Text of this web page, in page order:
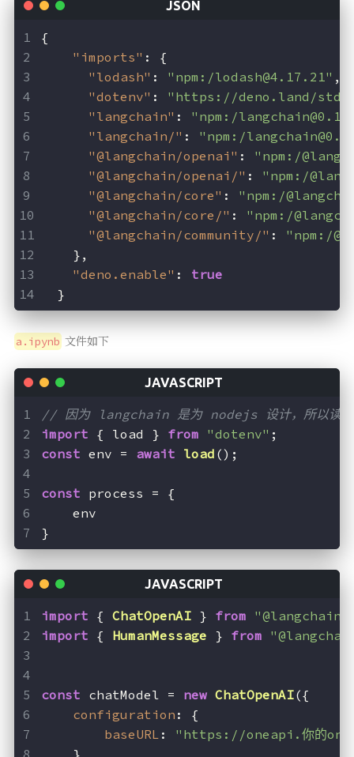
{
"imports" :
{
"lodash" : "npm:/lodash@4.17.21" ,
"dotenv" :
"https://deno.land/
"langchain" :
"npm:/
"langchain/" :
"npm:/
"@langchain/openai" :
"npm:/
"@langchain/openai/" :
"npm:/
"@langchain/core" :
"npm:/
"@langchain/core/" :
"npm:/
"@langchain/community/" :
"npm:/
} ,
"deno.enable" :
true
}
a.ipynb 文件如下
// 因为 langchain 是为 nodejs 设计，所以读取
import { load } from "dotenv" ;
const env = await load ();
const process = {
    env
}
import { ChatOpenAI } from
import { HumanMessage } from
const chatModel = new ChatOpenAI({
configuration : {
baseURL : "https://oneapi.你的
    }